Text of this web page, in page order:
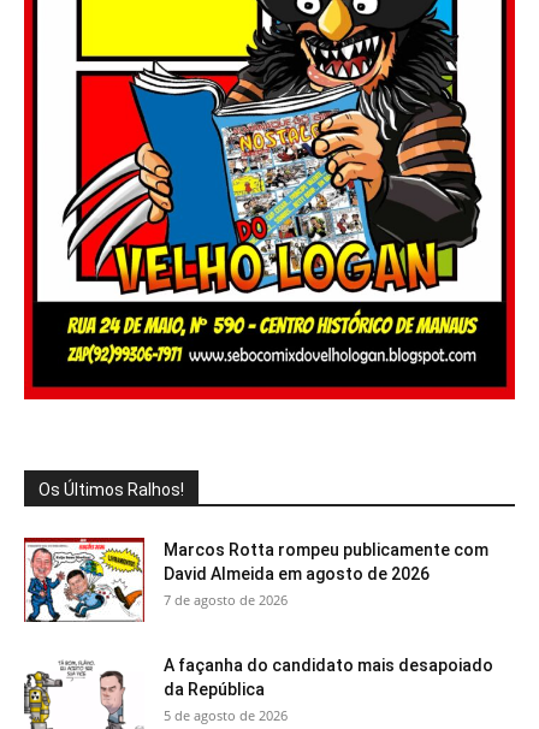
Os Últimos Ralhos!
Marcos Rotta rompeu publicamente com
David Almeida em agosto de 2026
7 de agosto de 2026
A façanha do candidato mais desapoiado
da República
5 de agosto de 2026